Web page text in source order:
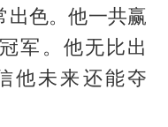
出色。他一共赢
军。他无比出
他未来还能夺